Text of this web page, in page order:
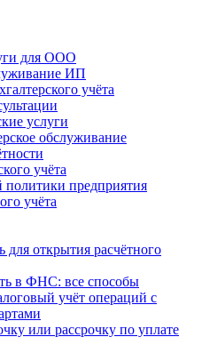
для ООО
ИП
учёта
услуги
обслуживание
учёта
политики предприятия
учёта
для открытия расчётного
в ФНС: все способы
учёт операций с
или рассрочку по уплате